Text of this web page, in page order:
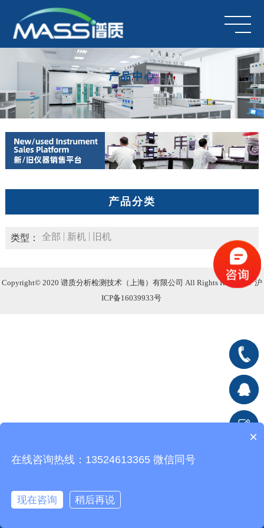
产品分类
类型： 全部 新机 旧机
Copyright© 2020 谱质分析检测技术（上海）有限公司 All Rights Reserved.沪
ICP备16039933号
400-
666-
7176
在线客
服1 在
×
在线咨询热线：13524613365 微信同号
现在咨询 稍后再说